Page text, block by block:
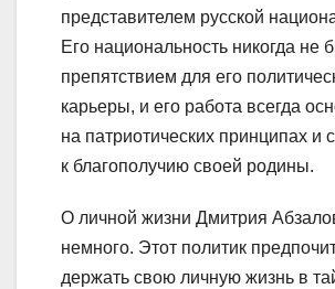
представителем русской
Его национальность никогда не
препятствием для его
карьеры, и его работа всегда
на патриотических принципах и
к благополучию своей родины.
О личной жизни Дмитрия
немного. Этот политик
держать свою личную жизнь в